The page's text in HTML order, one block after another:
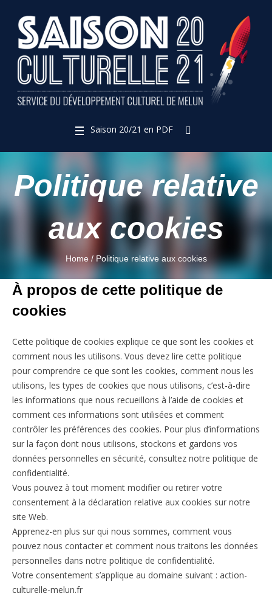
Saison 20/21 en PDF
Politique relative
aux cookies
Home / Politique relative aux cookies
À propos de cette politique de
cookies
Cette politique de cookies explique ce que sont les cookies et
comment nous les utilisons. Vous devez lire cette politique
pour comprendre ce que sont les cookies, comment nous les
utilisons, les types de cookies que nous utilisons, c’est-à-dire
les informations que nous recueillons à l’aide de cookies et
comment ces informations sont utilisées et comment
contrôler les préférences des cookies. Pour plus d’informations
sur la façon dont nous utilisons, stockons et gardons vos
données personnelles en sécurité, consultez notre politique de
confidentialité.
Vous pouvez à tout moment modifier ou retirer votre
consentement à la déclaration relative aux cookies sur notre
site Web.
Apprenez-en plus sur qui nous sommes, comment vous
pouvez nous contacter et comment nous traitons les données
personnelles dans notre politique de confidentialité.
Votre consentement s’applique au domaine suivant : action-
culturelle-melun.fr